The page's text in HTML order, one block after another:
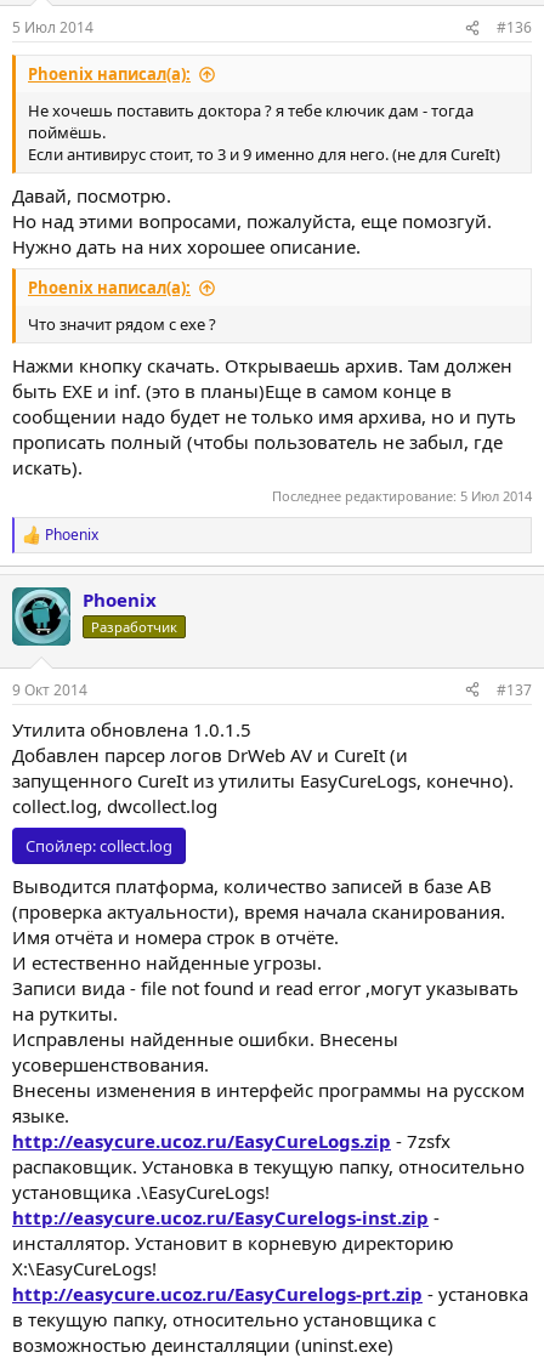
5 Июл 2014 #136
Phoenix написал(а):
Не хочешь поставить доктора ? я тебе ключик дам - тогда
поймёшь.
Если антивирус стоит, то 3 и 9 именно для него. (не для CureIt)
Давай, посмотрю.
Но над этими вопросами, пожалуйста, еще помозгуй.
Нужно дать на них хорошее описание.
Phoenix написал(а):
Что значит рядом с ехе ?
Нажми кнопку скачать. Открываешь архив. Там должен
быть EXE и inf. (это в планы)Еще в самом конце в
сообщении надо будет не только имя архива, но и путь
прописать полный (чтобы пользователь не забыл, где
искать).
Последнее редактирование: 5 Июл 2014
Р
е
к
ц
и
Phoenix
Phoenix
Разработчик
9 Окт 2014 #137
Утилита обновлена 1.0.1.5
Добавлен парсер логов DrWeb AV и CureIt (и
запущенного CureIt из утилиты EasyCureLogs, конечно).
collect.log, dwcollect.log
Спойлер:collect.log
Выводится платформа, количество записей в базе АВ
(проверка актуальности), время начала сканирования.
Имя отчёта и номера строк в отчёте.
И естественно найденные угрозы.
Записи вида - file not found и read error ,могут указывать
на руткиты.
Исправлены найденные ошибки. Внесены
усовершенствования.
Внесены изменения в интерфейс программы на русском
языке.
http://easycure.ucoz.ru/EasyCureLogs.zip - 7zsfx
распаковщик. Установка в текущую папку, относительно
установщика .\EasyCureLogs!
http://easycure.ucoz.ru/EasyCurelogs-inst.zip -
инсталлятор. Установит в корневую директорию
X:\EasyCureLogs!
http://easycure.ucoz.ru/EasyCurelogs-prt.zip - установка
в текущую папку, относительно установщика с
возможностью деинсталляции (uninst.exe)